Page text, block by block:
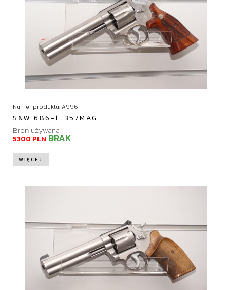
Numer produktu: #996
S&W 686-1 .357MAG
Broń używana
5300 PLN BRAK
WIĘCEJ